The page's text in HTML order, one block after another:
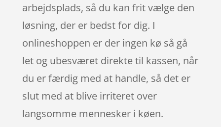
arbejdsplads, så du kan frit vælge den
løsning, der er bedst for dig. I
onlineshoppen er der ingen kø så gå
let og ubesværet direkte til kassen, når
du er færdig med at handle, så det er
slut med at blive irriteret over
langsomme mennesker i køen.